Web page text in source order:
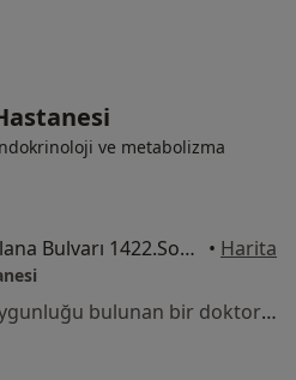
ve metabolizma
Balgat Mahallesi Mevlana Bulvarı 1422.Sokak No:4, Çankaya • Harita
Bu kurumda online uygunluğu bulunan bir doktor veya uzman bulunamadı